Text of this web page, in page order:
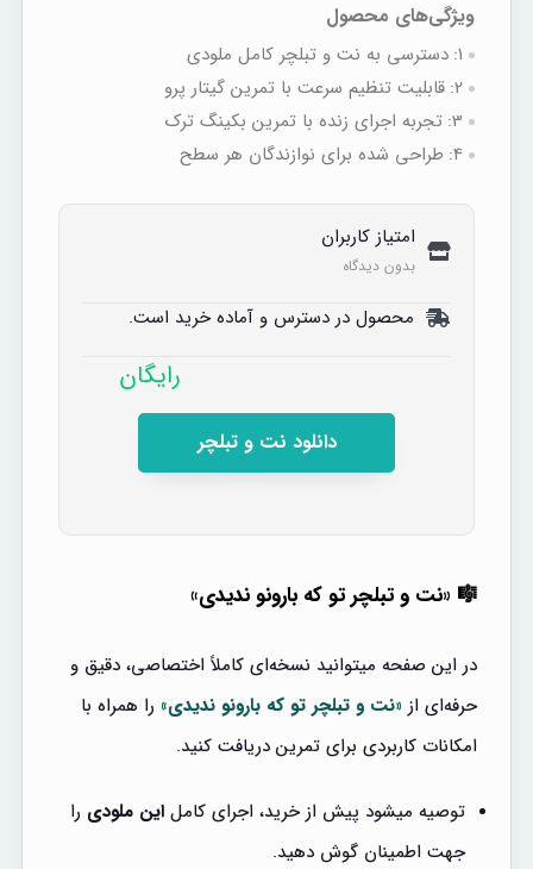
ویژگی‌های محصول
1: دسترسی به نت‌ و تبلچر کامل ملودی
2: قابلیت تنظیم سرعت با تمرین گیتار پرو
3: تجربه اجرای زنده با تمرین بکینگ‌ ترک
4: طراحی شده برای نوازندگان هر سطح
امتیاز کاربران
بدون دیدگاه
محصول در دسترس و آماده خرید است.
رایگان
دانلود نت و تبلچر
🎼 «نت و تبلچر تو که بارونو ندیدی»
در این صفحه میتوانید نسخه‌ای کاملاً اختصاصی، دقیق و
حرفه‌ای از «نت و تبلچر تو که بارونو ندیدی» را همراه با
امکانات کاربردی برای تمرین دریافت کنید.
توصیه میشود پیش از خرید، اجرای کامل این ملودی را
جهت اطمینان گوش دهید.